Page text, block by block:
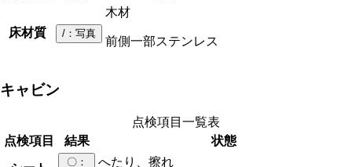
床材質 / ：写真
木材
前側一部ステンレス
キャビン
点検項目一覧表
点検項目
結果 状態
〇： へたり、擦れ